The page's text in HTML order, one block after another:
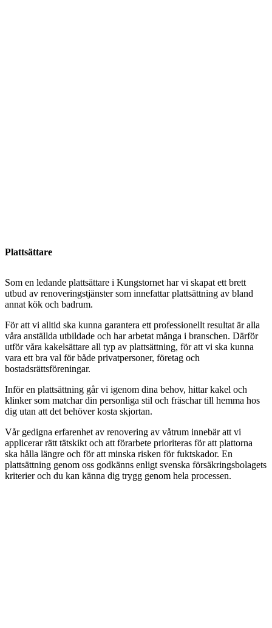
Plattsättare
Som en ledande plattsättare i Kungstornet har vi skapat ett brett
utbud av renoveringstjänster som innefattar plattsättning av bland
annat kök och badrum.
För att vi alltid ska kunna garantera ett professionellt resultat är alla
våra anställda utbildade och har arbetat många i branschen. Därför
utför våra kakelsättare all typ av plattsättning, för att vi ska kunna
vara ett bra val för både privatpersoner, företag och
bostadsrättsföreningar.
Inför en plattsättning går vi igenom dina behov, hittar kakel och
klinker som matchar din personliga stil och fräschar till hemma hos
dig utan att det behöver kosta skjortan.
Vår gedigna erfarenhet av renovering av våtrum innebär att vi
applicerar rätt tätskikt och att förarbete prioriteras för att plattorna
ska hålla längre och för att minska risken för fuktskador. En
plattsättning genom oss godkänns enligt svenska försäkringsbolagets
kriterier och du kan känna dig trygg genom hela processen.